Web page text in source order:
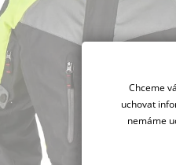
Chceme
uchovat
nemáme